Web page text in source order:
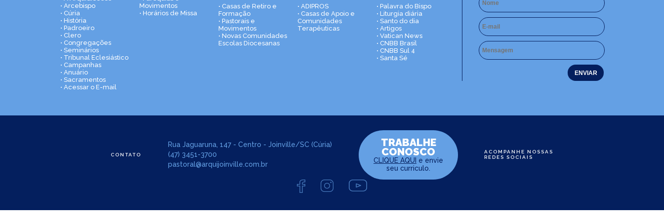
• Arcebispo
• Cúria
• História
• Padroeiro
• Clero
• Congregações
• Seminários
• Tribunal Eclesiástico
• Campanhas
• Anuário
• Sacramentos
• Acessar o E-mail
Movimentos
• Horários de Missa
• Casas de Retiro e
Formação
• Pastorais e
Movimentos
• Novas Comunidades
Escolas Diocesanas
• ADIPROS
• Casas de Apoio e
Comunidades
Terapêuticas
• Palavra do Bispo
• Liturgia diária
• Santo do dia
• Artigos
• Vatican News
• CNBB Brasil
• CNBB Sul 4
• Santa Sé
CONTATO
Rua Jaguaruna, 147 - Centro - Joinville/SC (Cúria)
(47) 3451-3700
pastoral@arquijoinville.com.br
TRABALHE
CONOSCO
CLIQUE AQUI e envie
seu curriculo.
ACOMPANHE NOSSAS
REDES SOCIAIS